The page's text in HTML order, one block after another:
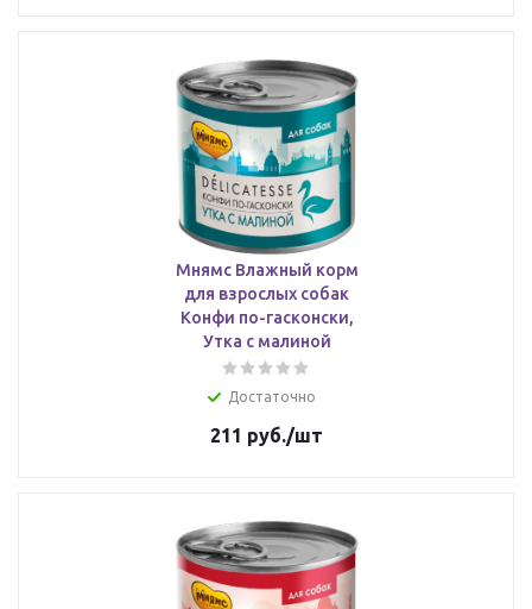
Мнямс Влажный корм
для взрослых собак
Конфи по-гасконски,
Утка с малиной
Достаточно
211 руб./шт